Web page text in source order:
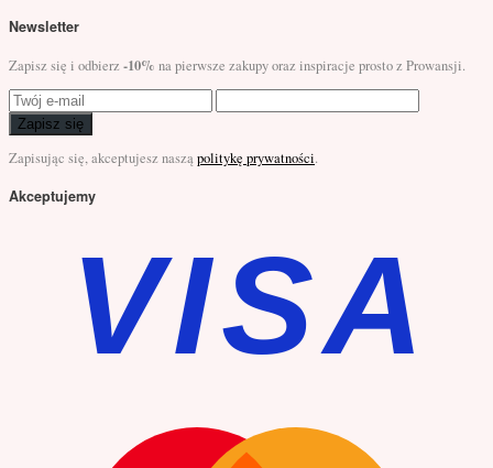
Newsletter
Zapisz się i odbierz -10% na pierwsze zakupy oraz inspiracje prosto z Prowansji.
Zapisz się
Zapisując się, akceptujesz nasząpolitykę prywatności.
Akceptujemy
VISA